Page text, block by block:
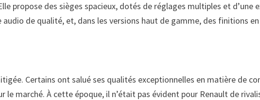
propose des sièges spacieux, dotés de réglages multiples et d’une
de qualité, et, dans les versions haut de gamme, des finitions
Certains ont salué ses qualités exceptionnelles en matière de
marché. À cette époque, il n’était pas évident pour Renault de